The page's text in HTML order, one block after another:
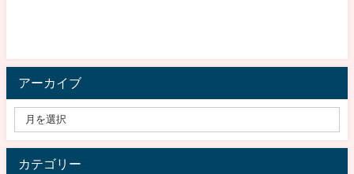
アーカイブ
カテゴリー